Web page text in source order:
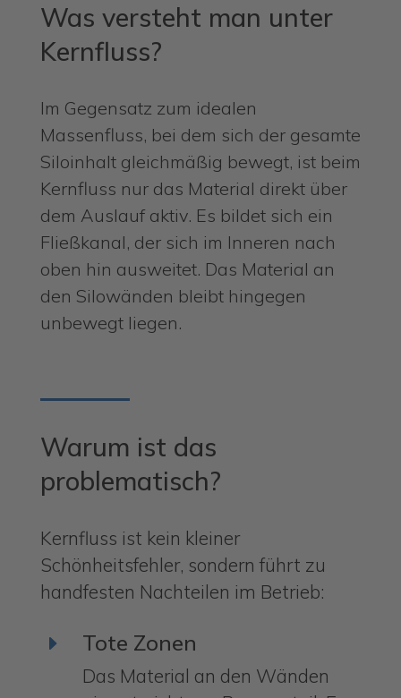
Was versteht man unter
Kernfluss?
Im Gegensatz zum idealen
Massenfluss, bei dem sich der gesamte
Siloinhalt gleichmäßig bewegt, ist beim
Kernfluss nur das Material direkt über
dem Auslauf aktiv. Es bildet sich ein
Fließkanal, der sich im Inneren nach
oben hin ausweitet. Das Material an
den Silowänden bleibt hingegen
unbewegt liegen.
Warum ist das
problematisch?
Kernfluss ist kein kleiner
Schönheitsfehler, sondern führt zu
handfesten Nachteilen im Betrieb:
E Tote Zonen
Das Material an den Wänden